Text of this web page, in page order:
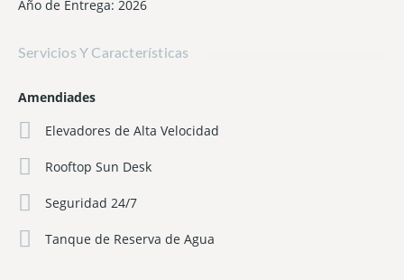
Año de Entrega: 2026
Servicios Y Características
Amendiades
Elevadores de Alta Velocidad
Rooftop Sun Desk
Seguridad 24/7
Tanque de Reserva de Agua